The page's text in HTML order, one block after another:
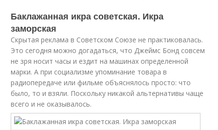
Баклажанная икра советская. Икра
заморская
Скрытая реклама в Советском Союзе не практиковалась.
Это сегодня можно догадаться, что Джеймс Бонд совсем
не зря носит часы и ездит на машинах определенной
марки. А при социализме упоминание товара в
радиопередаче или фильме объяснялось просто: что
было, то и взяли. Поскольку никакой альтернативы чаще
всего и не оказывалось.